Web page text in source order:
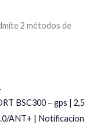
2 métodos de
BSC300 – gps | 2,5
ANT+ | Notificacion